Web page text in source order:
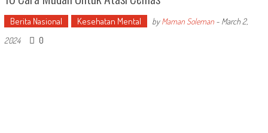
Berita Nasional Kesehatan Mental byMaman Soleman- March 2,
2024
0